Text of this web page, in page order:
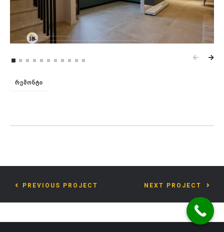
ᲠᲔᲛᲝᲜᲢᲘ
PREVIOUS PROJECT NEXT PROJECT